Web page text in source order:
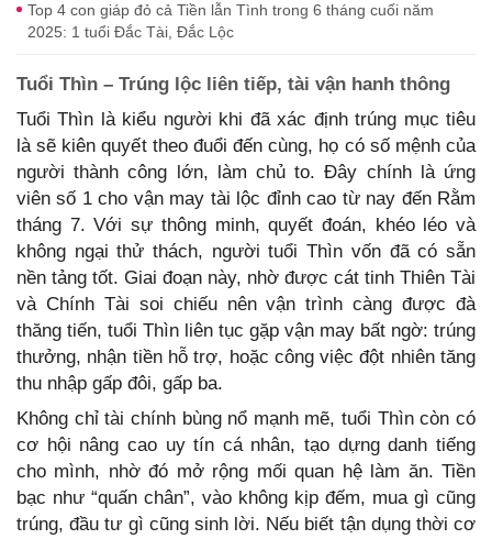
Top 4 con giáp đỏ cả Tiền lẫn Tình trong 6 tháng cuối năm
2025: 1 tuổi Đắc Tài, Đắc Lộc
Tuổi Thìn – Trúng lộc liên tiếp, tài vận hanh thông
Tuổi Thìn là kiểu người khi đã xác định trúng mục tiêu
là sẽ kiên quyết theo đuổi đến cùng, họ có số mệnh của
người thành công lớn, làm chủ to. Đây chính là ứng
viên số 1 cho vận may tài lộc đỉnh cao từ nay đến Rằm
tháng 7. Với sự thông minh, quyết đoán, khéo léo và
không ngại thử thách, người tuổi Thìn vốn đã có sẵn
nền tảng tốt. Giai đoạn này, nhờ được cát tinh Thiên Tài
và Chính Tài soi chiếu nên vận trình càng được đà
thăng tiến, tuổi Thìn liên tục gặp vận may bất ngờ: trúng
thưởng, nhận tiền hỗ trợ, hoặc công việc đột nhiên tăng
thu nhập gấp đôi, gấp ba.
Không chỉ tài chính bùng nổ mạnh mẽ, tuổi Thìn còn có
cơ hội nâng cao uy tín cá nhân, tạo dựng danh tiếng
cho mình, nhờ đó mở rộng mối quan hệ làm ăn. Tiền
bạc như “quấn chân”, vào không kịp đếm, mua gì cũng
trúng, đầu tư gì cũng sinh lời. Nếu biết tận dụng thời cơ